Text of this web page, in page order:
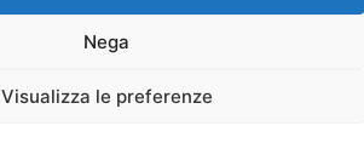
Nega
Visualizza le preferenze